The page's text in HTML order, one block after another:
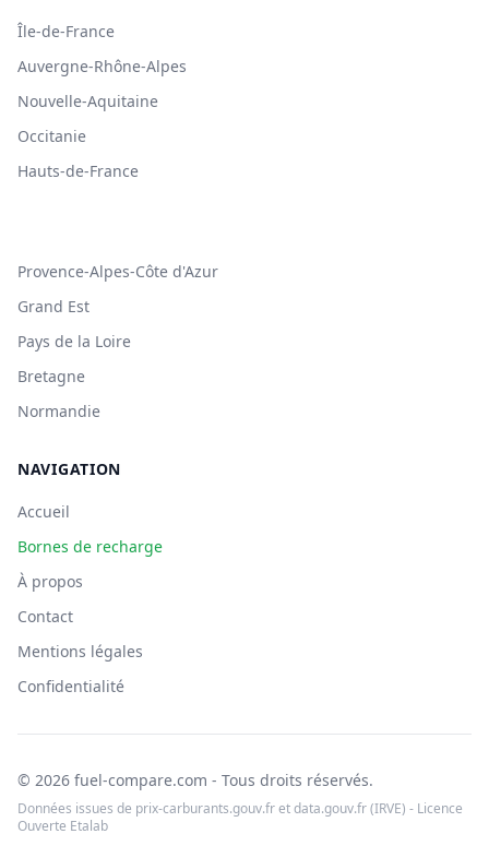
Île-de-France
Auvergne-Rhône-Alpes
Nouvelle-Aquitaine
Occitanie
Hauts-de-France
Provence-Alpes-Côte d'Azur
Grand Est
Pays de la Loire
Bretagne
Normandie
NAVIGATION
Accueil
Bornes de recharge
À propos
Contact
Mentions légales
Confidentialité
© 2026 fuel-compare.com - Tous droits réservés.
Données issues de prix-carburants.gouv.fr et data.gouv.fr (IRVE) - Licence
Ouverte Etalab